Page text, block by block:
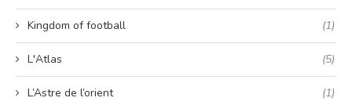
Kingdom of football (1)
L'Atlas (5)
L’Astre de l’orient (1)